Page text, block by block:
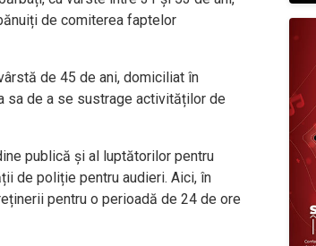
de comiterea faptelor
de 45 de ani, domiciliat în
sa de a se sustrage activităților de
publică și al luptătorilor pentru
de poliție pentru audieri. Aici, în
pentru o perioadă de 24 de ore